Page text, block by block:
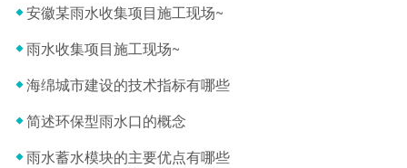
安徽某雨水收集项目施工现场~
雨水收集项目施工现场~
海绵城市建设的技术指标有哪些
简述环保型雨水口的概念
雨水蓄水模块的主要优点有哪些